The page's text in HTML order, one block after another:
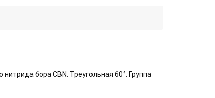
бора CBN. Треугольная 60°. Группа